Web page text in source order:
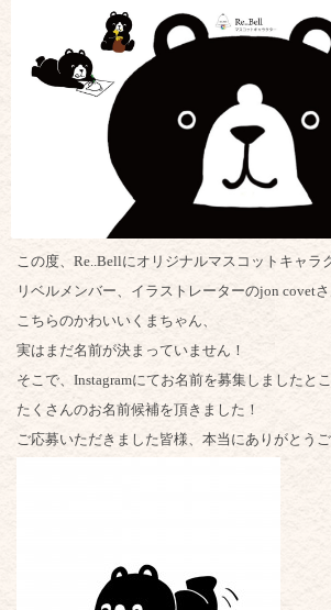
この度、Re..Bellにオリジナルマスコットキャラ
リベルメンバー、イラストレーターのjon covet
こちらのかわいいくまちゃん、
実はまだ名前が決まっていません！
そこで、Instagramにてお名前を募集しましたとこ
たくさんのお名前候補を頂きました！
ご応募いただきました皆様、本当にありがとう